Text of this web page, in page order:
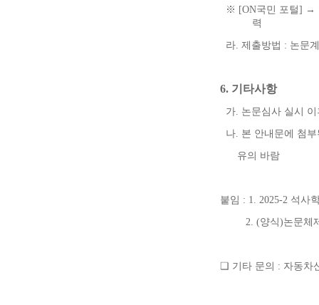
※ [ON국민 포털] →
력
라. 제출방법 : 논문
6. 기타사항
가. 논문심사 실시
나. 본 안내문에 첨
유의 바람
붙임 : 1. 2025-2 석사
2. (양식)논문체
❏ 기타 문의 : 자동차